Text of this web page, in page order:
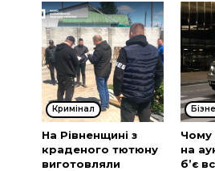
Кримінал
На Рівненщині з
краденого тютюну
виготовляли
Чому
на
б’є